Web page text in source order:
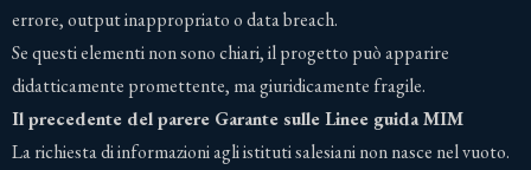
errore, output inappropriato o data breach.
Se questi elementi non sono chiari, il progetto può apparire
didatticamente promettente, ma giuridicamente fragile.
Il precedente del parere Garante sulle Linee guida MIM
La richiesta di informazioni agli istituti salesiani non nasce nel vuoto.